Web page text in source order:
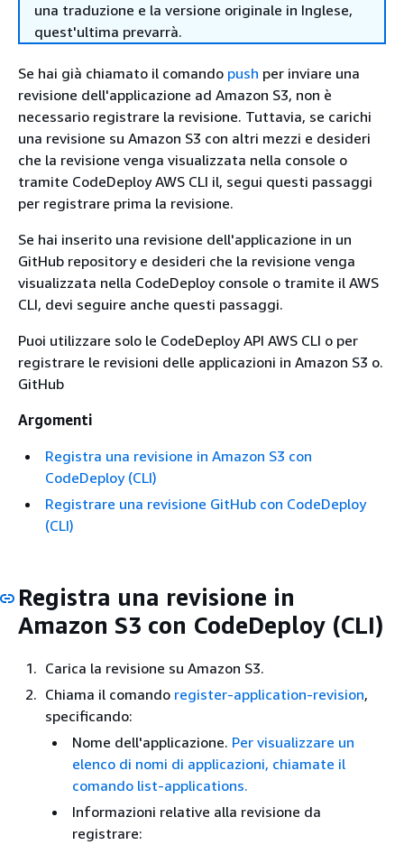
una traduzione e la versione originale in Inglese,
quest'ultima prevarrà.
Se hai già chiamato il comando push per inviare una
revisione dell'applicazione ad Amazon S3, non è
necessario registrare la revisione. Tuttavia, se carichi
una revisione su Amazon S3 con altri mezzi e desideri
che la revisione venga visualizzata nella console o
tramite CodeDeploy AWS CLI il, segui questi passaggi
per registrare prima la revisione.
Se hai inserito una revisione dell'applicazione in un
GitHub repository e desideri che la revisione venga
visualizzata nella CodeDeploy console o tramite il AWS
CLI, devi seguire anche questi passaggi.
Puoi utilizzare solo le CodeDeploy API AWS CLI o per
registrare le revisioni delle applicazioni in Amazon S3 o.
GitHub
Argomenti
Registra una revisione in Amazon S3 con
CodeDeploy (CLI)
Registrare una revisione GitHub con CodeDeploy
(CLI)
Registra una revisione in
Amazon S3 con CodeDeploy (CLI)
Carica la revisione su Amazon S3.
Chiama il comando register-application-revision,
specificando:
Nome dell'applicazione. Per visualizzare un
elenco di nomi di applicazioni, chiamate il
comando list-applications.
Informazioni relative alla revisione da
registrare: